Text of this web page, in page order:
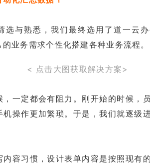
选与熟悉，我们最终选用了道一云
< 点击大图获取解决方案>
，一定都会有阻力。刚开始的时候，
机操作更加繁琐。于是，我们就逐级
内容习惯，设计表单内容是按照现有